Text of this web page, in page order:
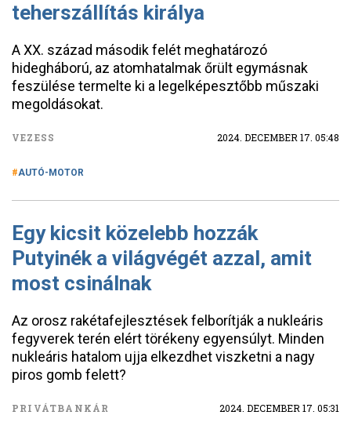
teherszállítás királya
A XX. század második felét meghatározó
hidegháború, az atomhatalmak őrült egymásnak
feszülése termelte ki a legelképesztőbb műszaki
megoldásokat.
VEZESS 2024. DECEMBER 17. 05:48
AUTÓ-MOTOR
Egy kicsit közelebb hozzák
Putyinék a világvégét azzal, amit
most csinálnak
Az orosz rakétafejlesztések felborítják a nukleáris
fegyverek terén elért törékeny egyensúlyt. Minden
nukleáris hatalom ujja elkezdhet viszketni a nagy
piros gomb felett?
PRIVÁTBANKÁR 2024. DECEMBER 17. 05:31